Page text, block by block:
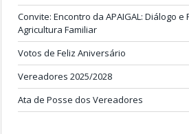
Convite: Encontro da APAIGAL: Diálogo
Agricultura Familiar
Votos de Feliz Aniversário
Vereadores 2025/2028
Ata de Posse dos Vereadores